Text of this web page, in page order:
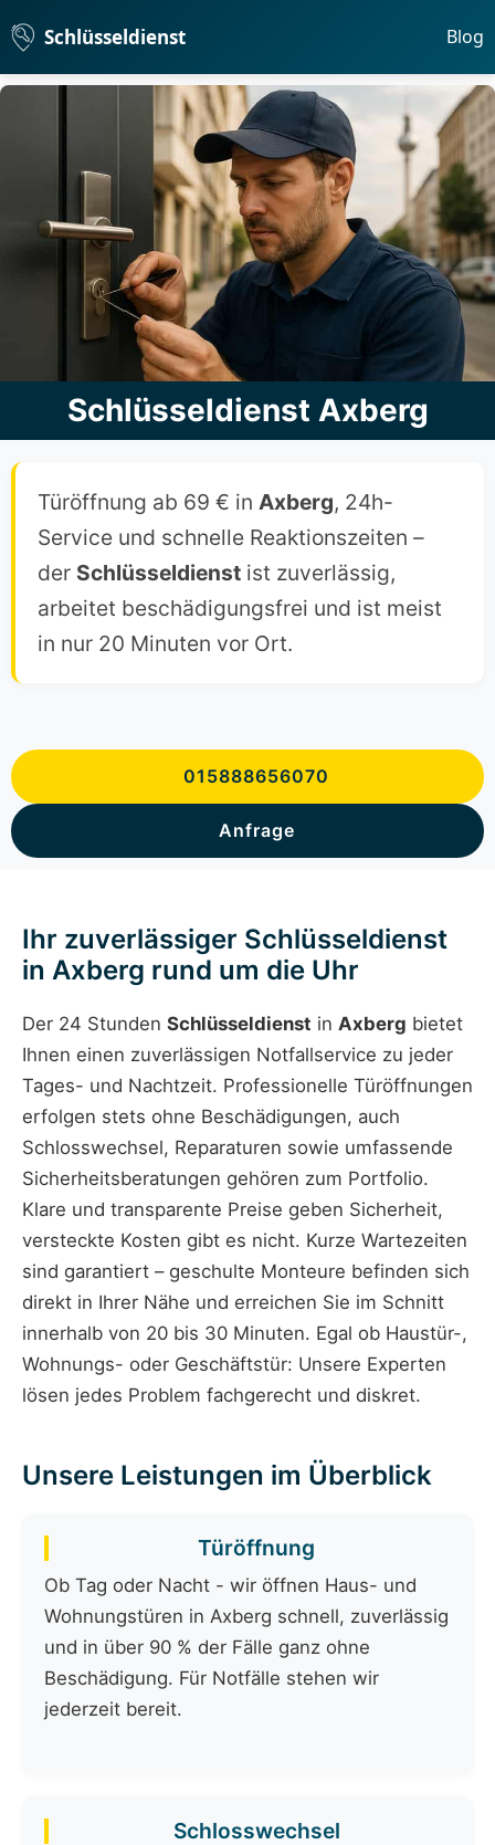
Schlüsseldienst Blog
Schlüsseldienst Axberg
Türöffnung ab 69 € in Axberg, 24h-
Service und schnelle Reaktionszeiten –
der Schlüsseldienst ist zuverlässig,
arbeitet beschädigungsfrei und ist meist
in nur 20 Minuten vor Ort.
015888656070
Anfrage
Ihr zuverlässiger Schlüsseldienst
in Axberg rund um die Uhr
Der 24 Stunden Schlüsseldienst in Axberg bietet
Ihnen einen zuverlässigen Notfallservice zu jeder
Tages- und Nachtzeit. Professionelle Türöffnungen
erfolgen stets ohne Beschädigungen, auch
Schlosswechsel, Reparaturen sowie umfassende
Sicherheitsberatungen gehören zum Portfolio.
Klare und transparente Preise geben Sicherheit,
versteckte Kosten gibt es nicht. Kurze Wartezeiten
sind garantiert – geschulte Monteure befinden sich
direkt in Ihrer Nähe und erreichen Sie im Schnitt
innerhalb von 20 bis 30 Minuten. Egal ob Haustür-,
Wohnungs- oder Geschäftstür: Unsere Experten
lösen jedes Problem fachgerecht und diskret.
Unsere Leistungen im Überblick
Türöffnung
Ob Tag oder Nacht - wir öffnen Haus- und
Wohnungstüren in Axberg schnell, zuverlässig
und in über 90 % der Fälle ganz ohne
Beschädigung. Für Notfälle stehen wir
jederzeit bereit.
Schlosswechsel